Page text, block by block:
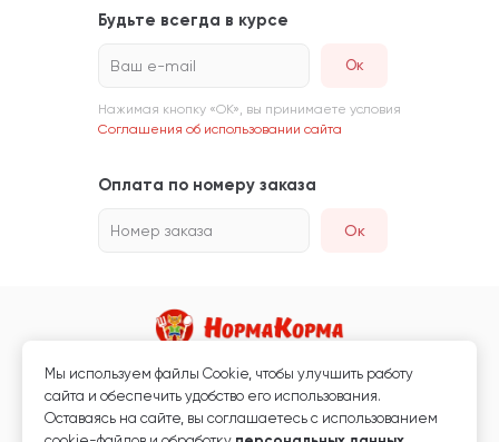
Будьте всегда в курсе
Ваш e-mail
Нажимая кнопку «ОК», вы принимаете условия
Соглашения об использовании сайта
Оплата по номеру заказа
Номер заказа Ок
Магазин кормов для животных и ветаптека
Любая информация, размещённая на сайте, не является публичной
офертой.
Мы используем файлы Сookie, чтобы улучшить работу
сайта и обеспечить удобство его использования.
Оставаясь на сайте, вы соглашаетесь с использованием